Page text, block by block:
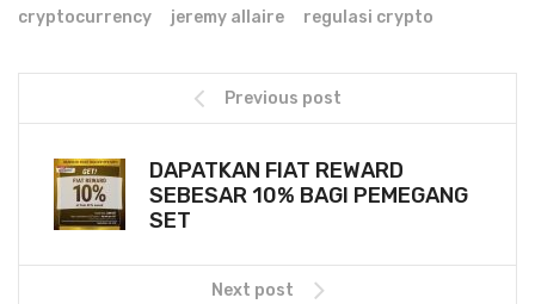
cryptocurrency
jeremy allaire regulasi crypto
Previous post
DAPATKAN FIAT REWARD
SEBESAR 10% BAGI PEMEGANG
SET
Next post